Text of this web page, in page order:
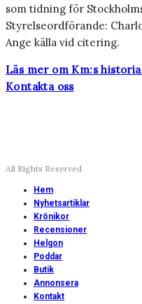
som tidning för
Styrelseordförande:
Ange källa vid citering.
Läs mer om Km:s
Kontakta oss
All Rights Reserved
Hem
Nyhetsartiklar
Krönikor
Recensioner
Helgon
Poddar
Butik
Annonsera
Kontakt